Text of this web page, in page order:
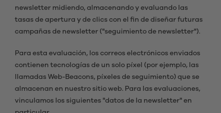
newsletter midiendo, almacenando y evaluando las
tasas de apertura y de clics con el fin de diseñar futuras
campañas de newsletter ("seguimiento de newsletter").
Para esta evaluación, los correos electrónicos enviados
contienen tecnologías de un solo píxel (por ejemplo, las
llamadas Web-Beacons, píxeles de seguimiento) que se
almacenan en nuestro sitio web. Para las evaluaciones,
vinculamos los siguientes "datos de la newsletter" en